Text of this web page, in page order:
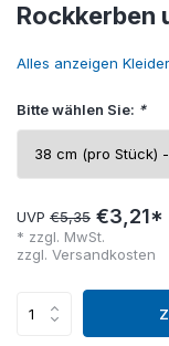
Rockkerben
Alles anzeigen
Bitte wählen Sie: *
UVP €5,35 €3,21*
* zzgl. MwSt.
zzgl. Versandkosten